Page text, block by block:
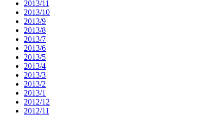
2013/11
2013/10
2013/9
2013/8
2013/7
2013/6
2013/5
2013/4
2013/3
2013/2
2013/1
2012/12
2012/11